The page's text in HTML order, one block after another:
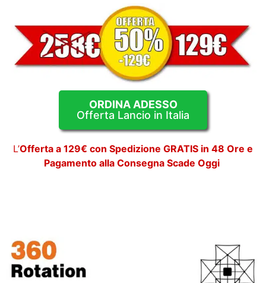
ORDINA ADESSO
Offerta Lancio in Italia
L’Offerta a 129€ con Spedizione GRATIS in 48 Ore e
Pagamento alla Consegna Scade Oggi